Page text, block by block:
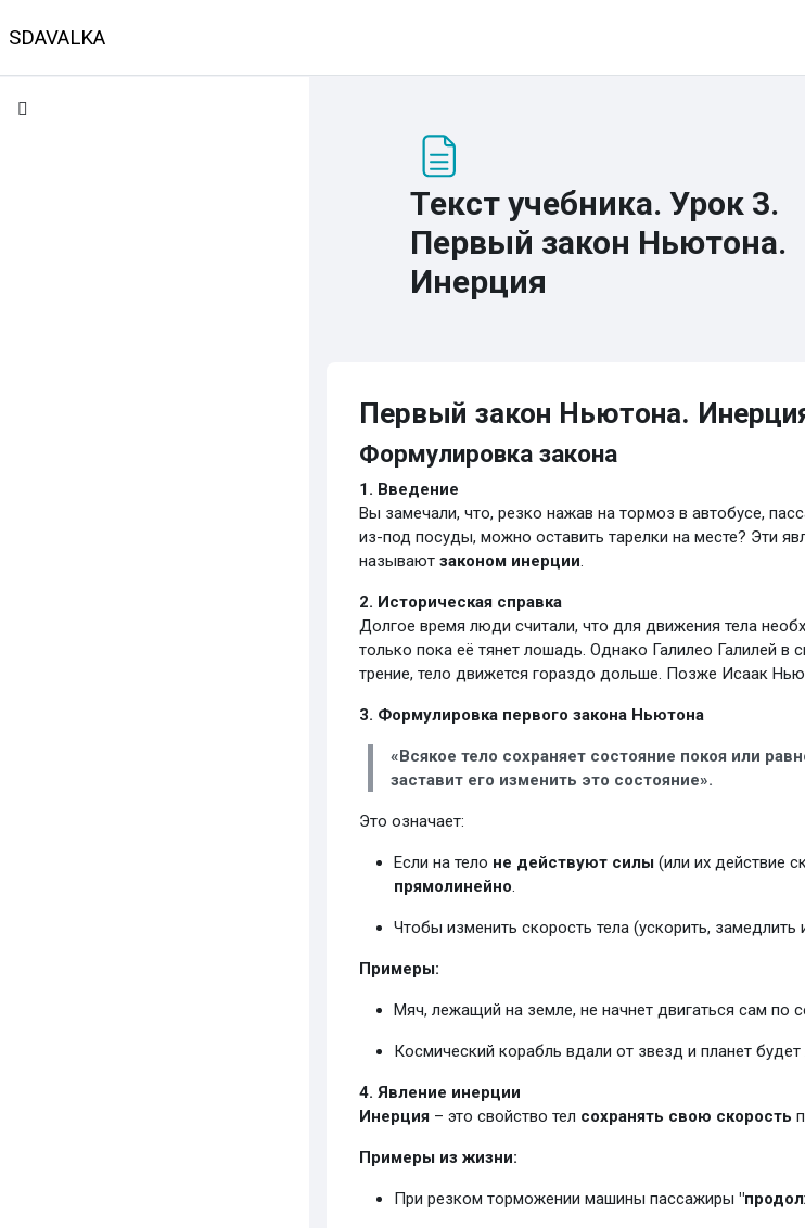
SDAVALKA
Текст учебника. Урок 3.
Первый закон Ньютона.
Инерция
Первый закон Ньютона.
Формулировка закона
1. Введение
Вы замечали, что, резко нажав на тормоз в автобусе,
из-под посуды, можно оставить тарелки на месте? Эти
называют законом инерции.
2. Историческая справка
Долгое время люди считали, что для движения тела
только пока её тянет лошадь. Однако Галилео Галилей
трение, тело движется гораздо дольше. Позже Исаак
3. Формулировка первого закона Ньютона
«Всякое тело сохраняет состояние покоя или
заставит его изменить это состояние».
Это означает:
Если на тело не действуют силы (или их действие
прямолинейно.
Чтобы изменить скорость тела (ускорить, замедлить
Примеры:
Мяч, лежащий на земле, не начнет двигаться сам по
Космический корабль вдали от звезд и планет
4. Явление инерции
Инерция – это свойство тел сохранять свою скорость
Примеры из жизни:
При резком торможении машины пассажиры